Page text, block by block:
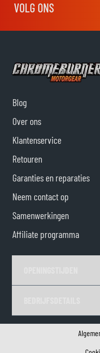
VOLG ONS
Blog
Over ons
Klantenservice
Retouren
Garanties en reparaties
Neem contact op
Samenwerkingen
Affiliate programma